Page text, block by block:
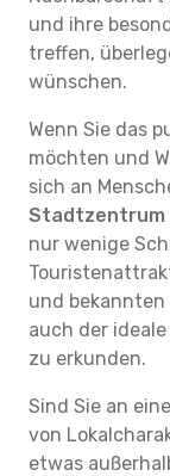
und ihre
treffen,
wünschen.
Wenn Sie das
möchten und
sich an
Stadtzentrum
nur wenige
und
auch der
zu erkunden.
Sind Sie an
von
etwas